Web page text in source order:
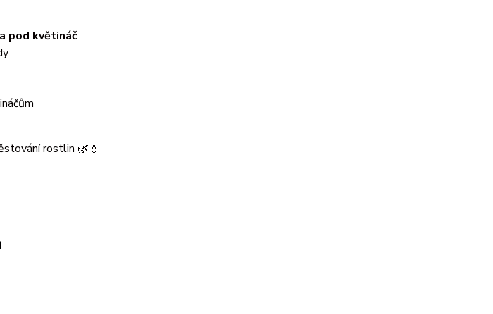
pod květináč
rostlin 🌿💧